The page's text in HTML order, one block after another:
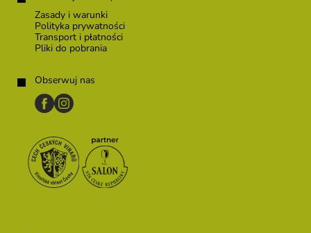
Zasady i warunki
Polityka prywatności
Transport i płatności
Pliki do pobrania
Obserwuj nas